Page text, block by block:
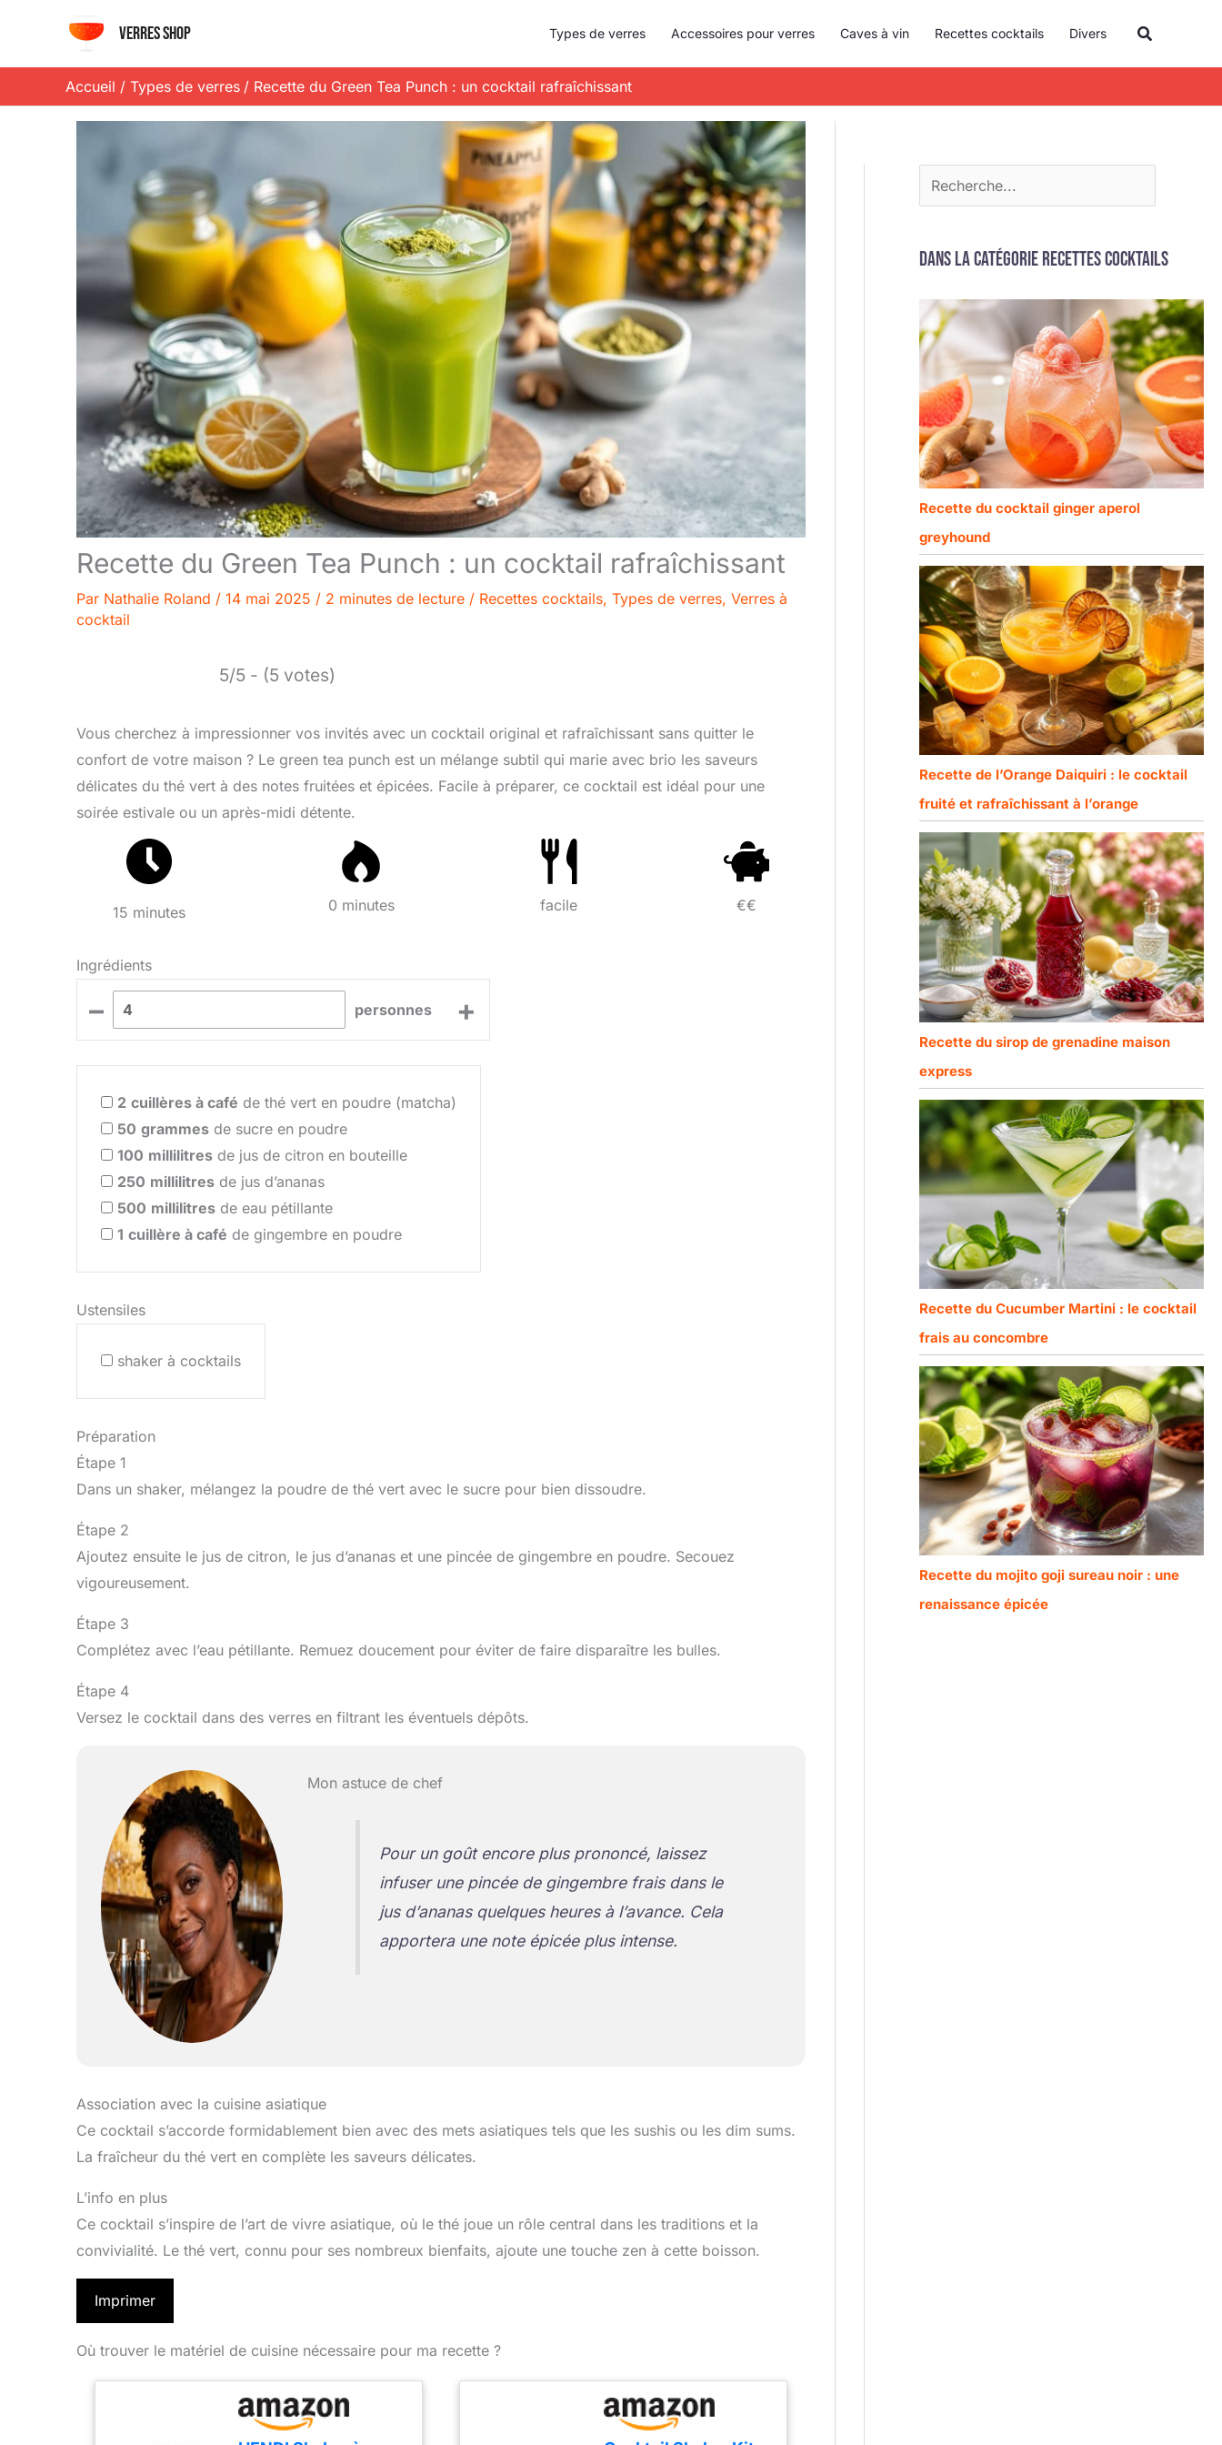
contenu
Verres shop Types de verres Accessoires pour verres Caves à vin Recettes cocktails Divers
Accueil Types de verres Recette du Green Tea Punch : un cocktail rafraîchissant
Recette du Green Tea Punch : un cocktail rafraîchissant
Par Nathalie Roland / 14 mai 2025 / 2 minutes de lecture / Recettes cocktails, Types de verres, Verres à
cocktail
5/5 - (5 votes)
Vous cherchez à impressionner vos invités avec un cocktail original et rafraîchissant sans quitter le
confort de votre maison ? Le green tea punch est un mélange subtil qui marie avec brio les saveurs
délicates du thé vert à des notes fruitées et épicées. Facile à préparer, ce cocktail est idéal pour une
soirée estivale ou un après-midi détente.
15 minutes 0 minutes facile €€
Ingrédients
– personnes +
2 cuillères à café de thé vert en poudre (matcha)
50 grammes de sucre en poudre
100 millilitres de jus de citron en bouteille
250 millilitres de jus d’ananas
500 millilitres de eau pétillante
1 cuillère à café de gingembre en poudre
Ustensiles
shaker à cocktails
Préparation
Étape 1
Dans un shaker, mélangez la poudre de thé vert avec le sucre pour bien dissoudre.
Étape 2
Ajoutez ensuite le jus de citron, le jus d’ananas et une pincée de gingembre en poudre. Secouez
vigoureusement.
Étape 3
Complétez avec l’eau pétillante. Remuez doucement pour éviter de faire disparaître les bulles.
Étape 4
Versez le cocktail dans des verres en filtrant les éventuels dépôts.
Mon astuce de chef
Pour un goût encore plus prononcé, laissez
infuser une pincée de gingembre frais dans le
jus d’ananas quelques heures à l’avance. Cela
apportera une note épicée plus intense.
Association avec la cuisine asiatique
Ce cocktail s’accorde formidablement bien avec des mets asiatiques tels que les sushis ou les dim sums.
La fraîcheur du thé vert en complète les saveurs délicates.
L’info en plus
Ce cocktail s’inspire de l’art de vivre asiatique, où le thé joue un rôle central dans les traditions et la
convivialité. Le thé vert, connu pour ses nombreux bienfaits, ajoute une touche zen à cette boisson.
Imprimer
Où trouver le matériel de cuisine nécessaire pour ma recette ?
c
h
e
Dans la catégorie Recettes cocktails
Recette du cocktail ginger aperol
greyhound
Recette de l’Orange Daiquiri : le cocktail
fruité et rafraîchissant à l’orange
Recette du sirop de grenadine maison
express
Recette du Cucumber Martini : le cocktail
frais au concombre
Recette du mojito goji sureau noir : une
renaissance épicée